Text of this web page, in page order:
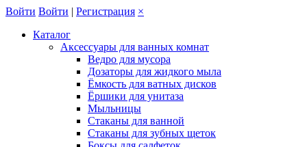
Войти Войти | Регистрация ×
Каталог
Аксессуары для ванных комнат
Ведро для мусора
Дозаторы для жидкого мыла
Ёмкость для ватных дисков
Ёршики для унитаза
Мыльницы
Стаканы для ванной
Стаканы для зубных щеток